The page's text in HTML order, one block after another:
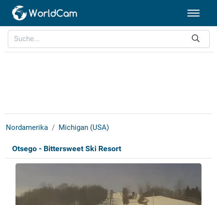
Nordamerika Michigan (USA)
Otsego - Bittersweet Ski Resort